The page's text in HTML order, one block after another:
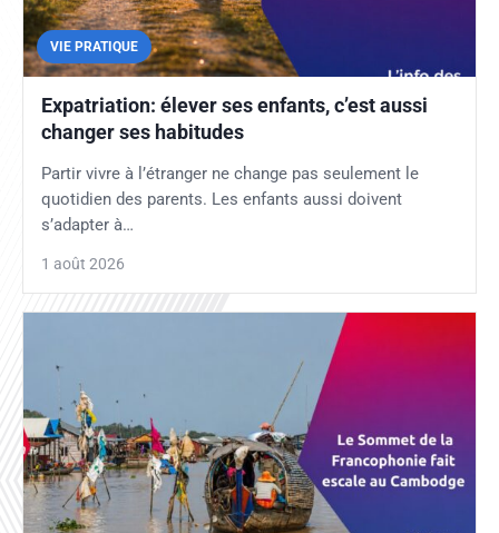
VIE PRATIQUE
Expatriation: élever ses enfants, c’est aussi
changer ses habitudes
Partir vivre à l’étranger ne change pas seulement le
quotidien des parents. Les enfants aussi doivent
s’adapter à…
1 août 2026